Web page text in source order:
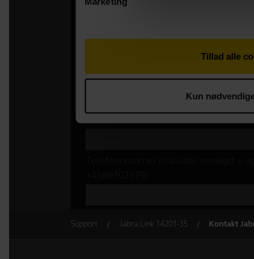
Support Jabra Link 14201-35 Kontakt